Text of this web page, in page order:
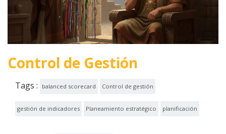
Control de Gestión
Tags : balanced scorecard Control de gestión
gestión de indicadores Planeamiento estratégico planificación